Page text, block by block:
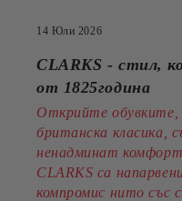
14 Юли 2026
CLARKS - стил,
от 1825година
Открийте
британска класика,
ненадминат
CLARKS са
компромис нито със